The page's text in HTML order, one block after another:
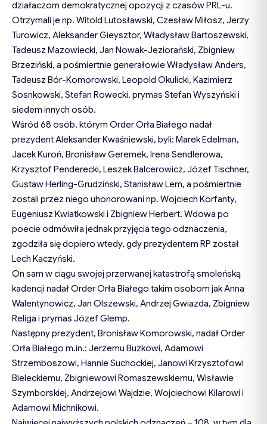
działaczom demokratycznej opozycji z czasów PRL-u.
Otrzymali je np. Witold Lutosławski, Czesław Miłosz, Jerzy
Turowicz, Aleksander Gieysztor, Władysław Bartoszewski,
Tadeusz Mazowiecki, Jan Nowak-Jeziorański, Zbigniew
Brzeziński, a pośmiertnie generałowie Władysław Anders,
Tadeusz Bór-Komorowski, Leopold Okulicki, Kazimierz
Sosnkowski, Stefan Rowecki, prymas Stefan Wyszyński i
siedem innych osób.
Wśród 68 osób, którym Order Orła Białego nadał
prezydent Aleksander Kwaśniewski, byli: Marek Edelman,
Jacek Kuroń, Bronisław Geremek, Irena Sendlerowa,
Krzysztof Penderecki, Leszek Balcerowicz, Józef Tischner,
Gustaw Herling-Grudziński, Stanisław Lem, a pośmiertnie
zostali przez niego uhonorowani np. Wojciech Korfanty,
Eugeniusz Kwiatkowski i Zbigniew Herbert. Wdowa po
poecie odmówiła jednak przyjęcia tego odznaczenia,
zgodziła się dopiero wtedy, gdy prezydentem RP został
Lech Kaczyński.
On sam w ciągu swojej przerwanej katastrofą smoleńską
kadencji nadał Order Orła Białego takim osobom jak Anna
Walentynowicz, Jan Olszewski, Andrzej Gwiazda, Zbigniew
Religa i prymas Józef Glemp.
Następny prezydent, Bronisław Komorowski, nadał Order
Orła Białego m.in.: Jerzemu Buzkowi, Adamowi
Strzemboszowi, Hannie Suchockiej, Janowi Krzysztofowi
Bieleckiemu, Zbigniewowi Romaszewskiemu, Wisławie
Szymborskiej, Andrzejowi Wajdzie, Wojciechowi Kilarowi i
Adamowi Michnikowi.